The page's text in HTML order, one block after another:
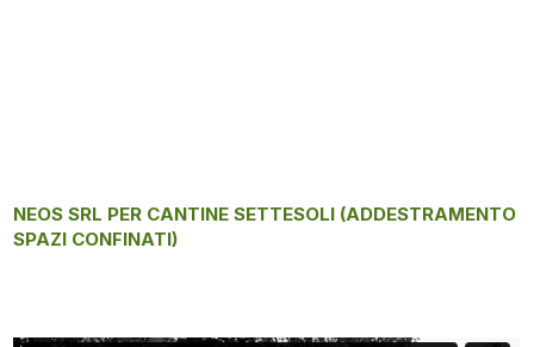
NEOS SRL PER CANTINE SETTESOLI (ADDESTRAMENTO
SPAZI CONFINATI)